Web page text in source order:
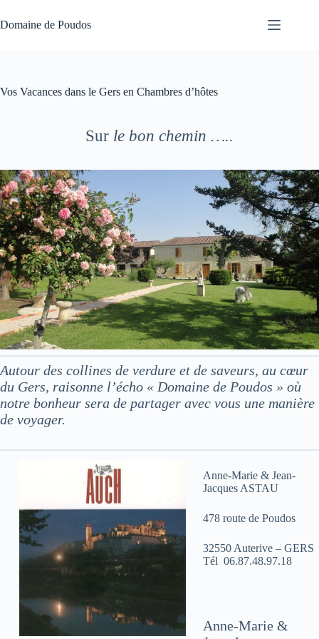
au
contenu
Domaine de Poudos
Vos Vacances dans le Gers en Chambres d’hôtes
Sur le bon chemin …..
Autour des collines de verdure et de saveurs, au cœur
du Gers, raisonne l’écho « Domaine de Poudos » où
notre bonheur sera de partager avec vous une manière
de voyager.
Anne-Marie & Jean-
Jacques ASTAU
478 route de Poudos
32550 Auterive – GERS
Tél 06.87.48.97.18
Anne-Marie &